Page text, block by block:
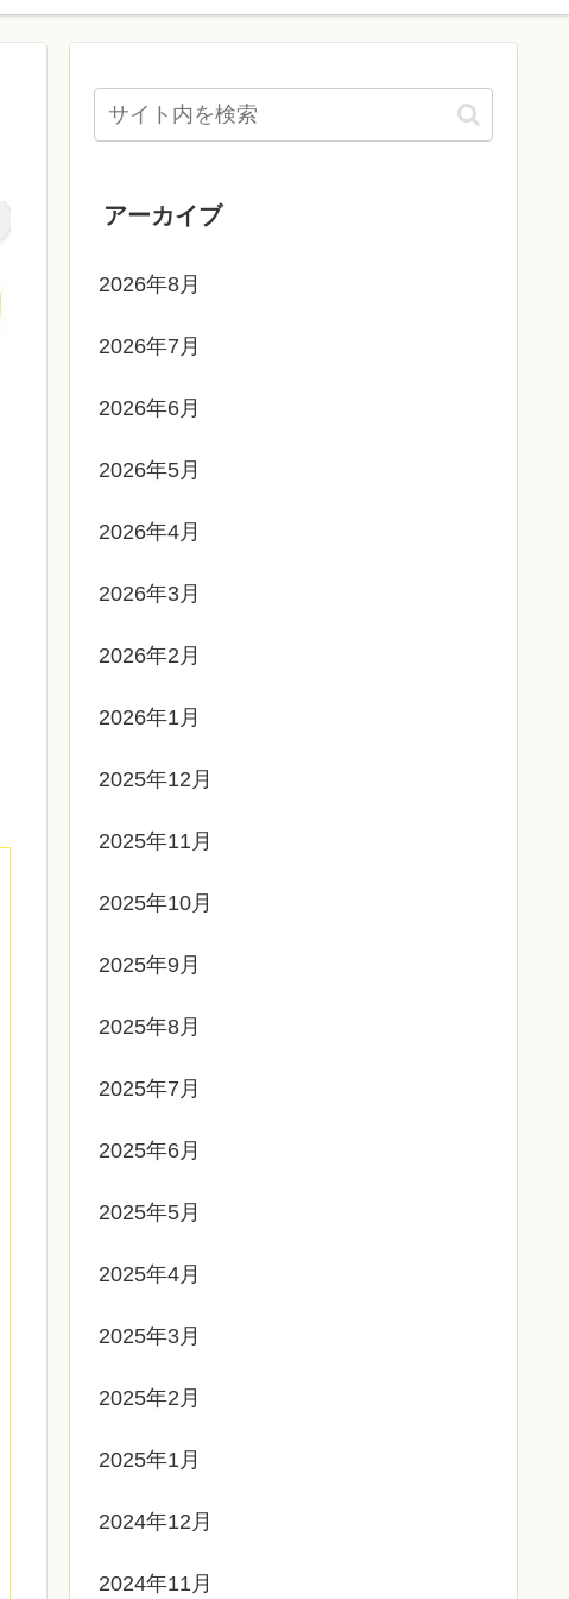
アーカイブ
2026年8月
2026年7月
2026年6月
2026年5月
2026年4月
2026年3月
2026年2月
2026年1月
2025年12月
2025年11月
2025年10月
2025年9月
2025年8月
2025年7月
2025年6月
2025年5月
2025年4月
2025年3月
2025年2月
2025年1月
2024年12月
2024年11月